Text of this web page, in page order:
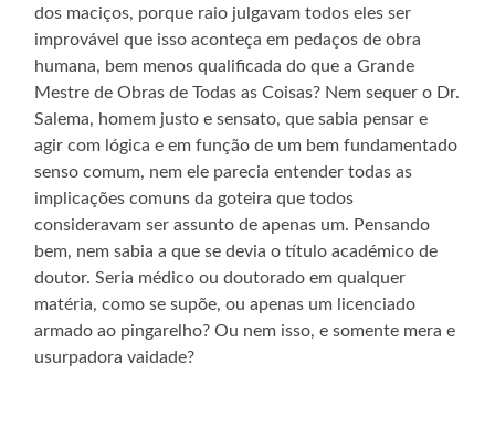
dos maciços, porque raio julgavam todos eles ser
improvável que isso aconteça em pedaços de obra
humana, bem menos qualificada do que a Grande
Mestre de Obras de Todas as Coisas? Nem sequer o Dr.
Salema, homem justo e sensato, que sabia pensar e
agir com lógica e em função de um bem fundamentado
senso comum, nem ele parecia entender todas as
implicações comuns da goteira que todos
consideravam ser assunto de apenas um. Pensando
bem, nem sabia a que se devia o título académico de
doutor. Seria médico ou doutorado em qualquer
matéria, como se supõe, ou apenas um licenciado
armado ao pingarelho? Ou nem isso, e somente mera e
usurpadora vaidade?